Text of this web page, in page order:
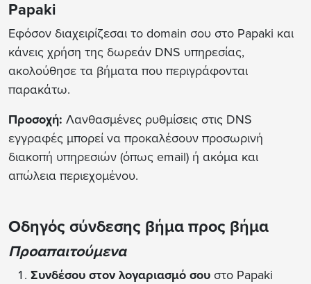
Papaki
Εφόσον διαχειρίζεσαι το domain σου στο Papaki και
κάνεις χρήση της δωρεάν DNS υπηρεσίας,
ακολούθησε τα βήματα που περιγράφονται
παρακάτω.
Προσοχή: Λανθασμένες ρυθμίσεις στις DNS
εγγραφές μπορεί να προκαλέσουν προσωρινή
διακοπή υπηρεσιών (όπως email) ή ακόμα και
απώλεια περιεχομένου.
Οδηγός σύνδεσης βήμα προς βήμα
Προαπαιτούμενα
Συνδέσου στον λογαριασμό σου στο Papaki